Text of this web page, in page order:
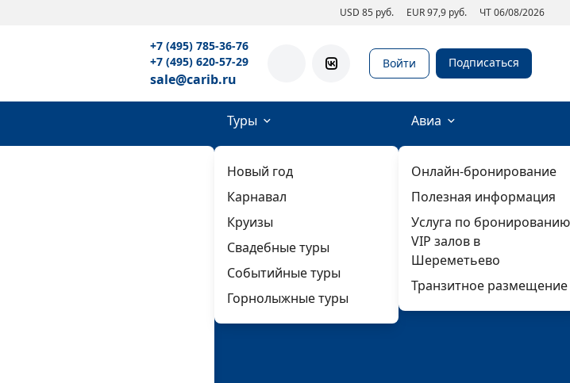
USD 85 руб. EUR 97,9 руб. ЧТ 06/08/2026
+7 (495) 785-36-76
+7 (495) 620-57-29
sale@carib.ru
Войти Подписаться
Туры
Новый год
Карнавал
Круизы
Свадебные туры
Событийные туры
Горнолыжные туры
Авиа
Онлайн-бронирование
Полезная информация
Услуга по бронированию
VIP залов в
Шереметьево
Транзитное размещение